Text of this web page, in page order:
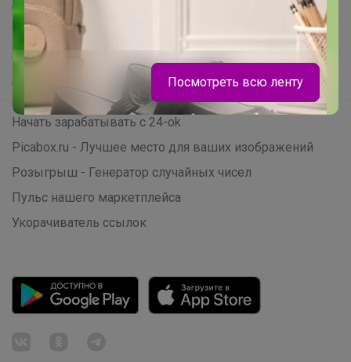
Самое выгодное
Хиты продаж
Самое желанное
Самое быстрое
Начать зарабатывать с 24-ok
Picabox.ru - Лучшее место для ваших изображений
Розыгрыш - Генератор случайных чисел
Пульс нашего маркетплейса
Укорачиватель ссылок
Брюнетка
Посмотреть всю ленту